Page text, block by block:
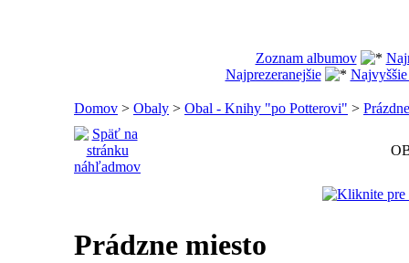
Zoznam albumov
Najprezeranejšie
Domov > Obaly > Obal - Knihy "po Potterovi" >
Prádzne miesto